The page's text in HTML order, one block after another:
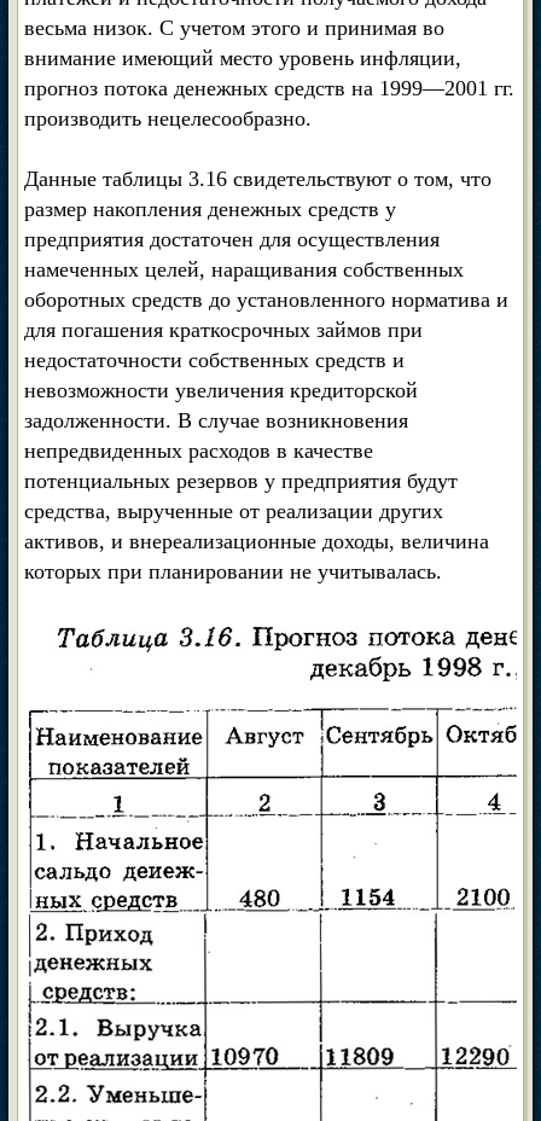
весьма низок. С учетом этого и принимая во
внимание имеющий место уровень инфляции,
прогноз потока денежных средств на 1999—2001 гг.
производить нецелесообразно.
Данные таблицы 3.16 свидетельствуют о том, что
размер накопления денежных средств у
предприятия достаточен для осуществления
намеченных целей, наращивания собственных
оборотных средств до установленного норматива и
для погашения краткосрочных займов при
недостаточности собственных средств и
невозможности увеличения кредиторской
задолженности. В случае возникновения
непредвиденных расходов в качестве
потенциальных резервов у предприятия будут
средства, вырученные от реализации других
активов, и внереализационные доходы, величина
которых при планировании не учитывалась.